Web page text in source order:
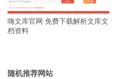
嗨文库官网 免费下载解析文库文
档资料
随机推荐网站